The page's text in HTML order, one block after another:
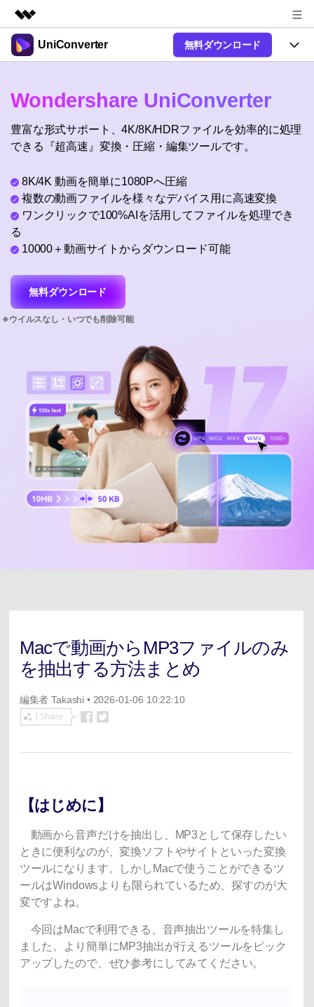
製品
ユーティリティ
概要
ソリューション
プラン＆価格
サポート
UniConverter 無料ダウンロード
UniConverter-動画変換ソフト
UniConverter Windows版
音声をテキストに
確かつ便利にテキストに変換
New
【簡単】複数の動画ファイルを
Hot
オンラインツール
オンライン動画圧縮ツール
動画・画像の無料圧縮
オンライン動画変換ツール
動画・音声・画像の無料変換
Hot
Ver17へアップグレード
使い方&コツ
操作ガイド
動画関連のコツ
特集ページ
サポート
サポートセンター
バージョン履歴
search
Wondershare UniConverter
豊富な形式サポート、4K/8K/HDRファイルを効率的に処理
できる『超高速』変換・圧縮・編集ツールです。
8K/4K 動画を簡単に1080Pへ圧縮
複数の動画ファイルを様々なデバイス用に高速変換
ワンクリックで100%AIを活用してファイルを処理でき
る
10000＋動画サイトからダウンロード可能
無料ダウンロード
Macで動画からMP3ファイルのみ
を抽出する方法まとめ
編集者 Takashi • 2026-01-06 10:22:10
【はじめに】
動画から音声だけを抽出し、MP3として保存したい
ときに便利なのが、変換ソフトやサイトといった変換
ツールになります。しかしMacで使うことができるツ
ールはWindowsよりも限られているため、探すのが大
変ですよね。
今回はMacで利用できる、音声抽出ツールを特集し
ました。より簡単にMP3抽出が行えるツールをピック
アップしたので、ぜひ参考にしてみてください。